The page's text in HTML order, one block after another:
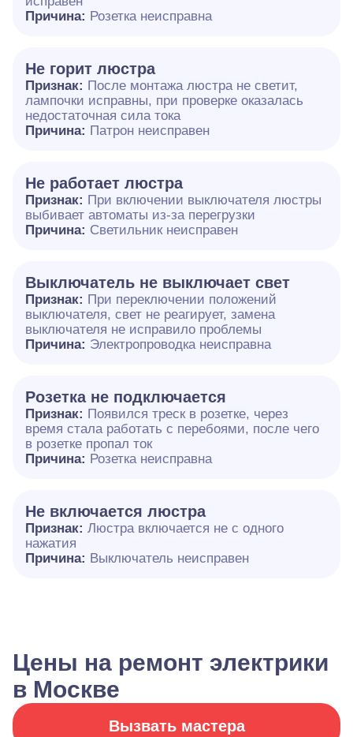
Причина: Розетка неисправна
Не горит люстра
Признак: После монтажа люстра не светит,
лампочки исправны, при проверке оказалась
недостаточная сила тока
Причина: Патрон неисправен
Не работает люстра
Признак: При включении выключателя люстры
выбивает автоматы из-за перегрузки
Причина: Светильник неисправен
Выключатель не выключает свет
Признак: При переключении положений
выключателя, свет не реагирует, замена
выключателя не исправило проблемы
Причина: Электропроводка неисправна
Розетка не подключается
Признак: Появился треск в розетке, через
время стала работать с перебоями, после чего
в розетке пропал ток
Причина: Розетка неисправна
Не включается люстра
Признак: Люстра включается не с одного
нажатия
Причина: Выключатель неисправен
Цены на ремонт электрики
в Москве
Вызвать мастера